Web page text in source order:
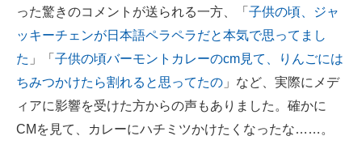
った驚きのコメントが送られる一方、「 子供の頃、ジャ
ッキーチェンが日本語ペラペラだと本気で思ってまし
た 」「 子供の頃バーモントカレーのcm見て、りんごには
ちみつかけたら割れると思ってたの 」など、実際にメデ
ィアに影響を受けた方からの声もありました。確かに
CMを見て、カレーにハチミツかけたくなったな……。